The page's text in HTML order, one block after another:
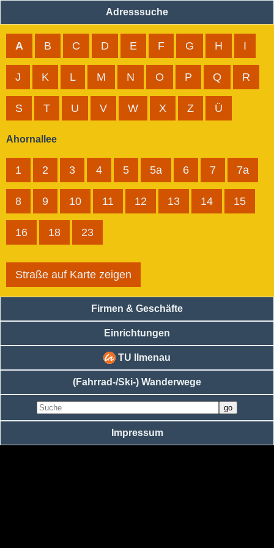
Adresssuche
A B C D E F G H I
J K L M N O P Q R
S T U V W X Z Ü
Ahornallee
1 2 3 4 5 5a 6 7 7a
8 9 10 11 12 13 14 15
16 18 23
Straße auf Karte zeigen
Firmen & Geschäfte
Einrichtungen
TU Ilmenau
(Fahrrad-/Ski-) Wanderwege
Impressum